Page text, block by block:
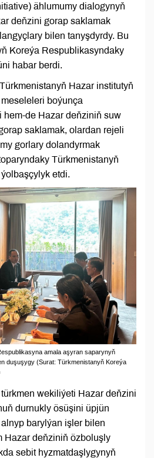
ählumumy dialogynyň
deňzini gorap saklamak
bilen tanyşdyrdy. Bu
Koreýa Respublikasyndaky
habar berdi.
Hazar institutyň
boýunça
hem-de Hazar deňziniň suw
saklamak, olardan rejeli
gorlary dolandyrmak
Türkmenistanyň
etdi.
amala aşyran saparynyň
duşuşygy (Surat: Türkmenistanyň Koreýa
wekiliýeti Hazar deňzini
durnukly ösüşini üpjün
barylýan işler bilen
Hazar deňziniň özboluşly
sebit hyzmatdaşlygynyň